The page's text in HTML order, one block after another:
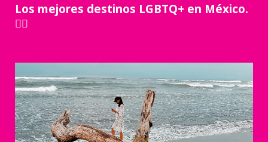
Los mejores destinos LGBTQ+ en México.
🏳️‍🌈